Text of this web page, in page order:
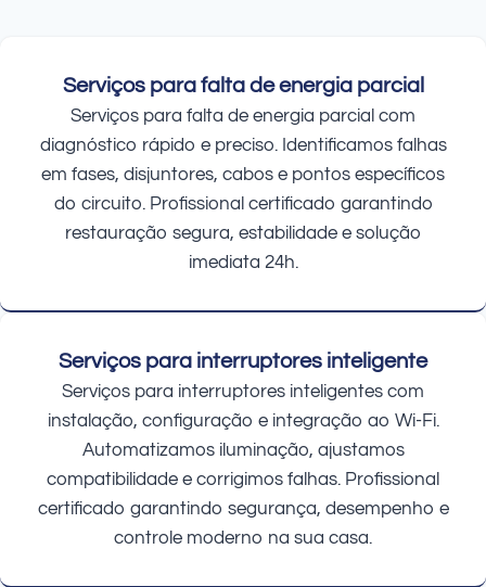
Serviços para falta de energia parcial
Serviços para falta de energia parcial com
diagnóstico rápido e preciso. Identificamos falhas
em fases, disjuntores, cabos e pontos específicos
do circuito. Profissional certificado garantindo
restauração segura, estabilidade e solução
imediata 24h.
Serviços para interruptores inteligente
Serviços para interruptores inteligentes com
instalação, configuração e integração ao Wi-Fi.
Automatizamos iluminação, ajustamos
compatibilidade e corrigimos falhas. Profissional
certificado garantindo segurança, desempenho e
controle moderno na sua casa.